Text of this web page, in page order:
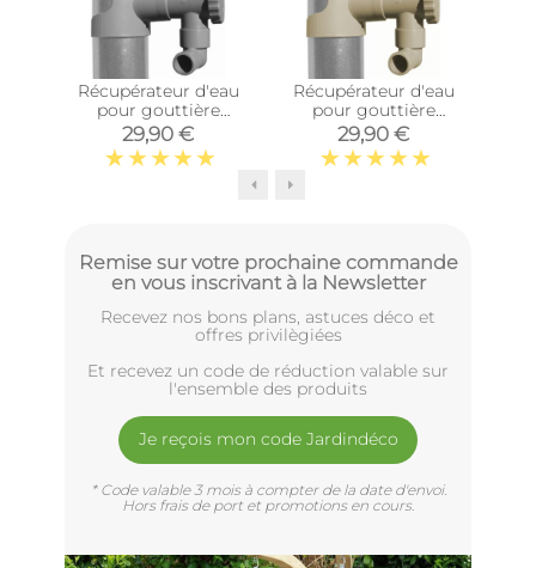
Récupérateur d'eau
pour gouttière
circulaire (Gris)
29,90 €
Récupérateur d'eau
pour gouttière
circulaire (Sable)
29,90 €
Remise sur votre prochaine commande
en vous inscrivant à la Newsletter
Recevez nos bons plans, astuces déco et
offres privilègiées
Et recevez un code de réduction valable sur
l'ensemble des produits
Je reçois mon code Jardindéco
* Code valable 3 mois à compter de la date d'envoi.
Hors frais de port et promotions en cours.